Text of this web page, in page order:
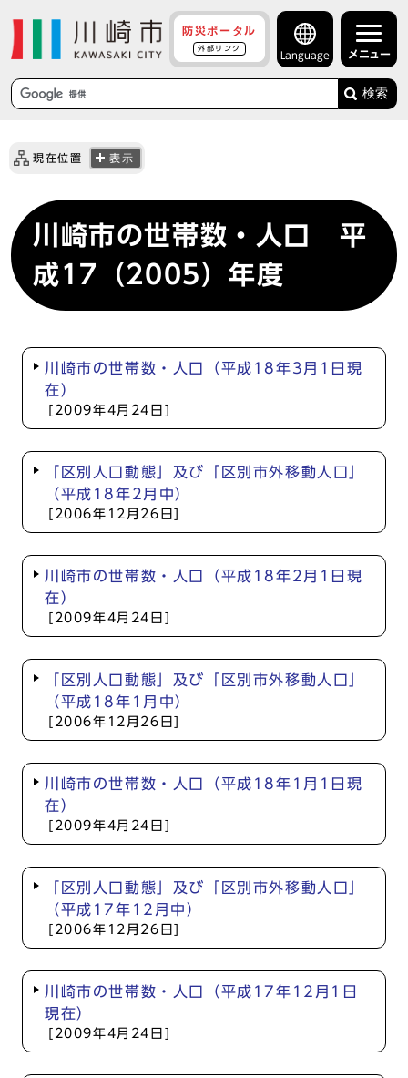
防災ポータル
外部リンク
Language メニュー
検索
現在位置 表示
川崎市の世帯数・人口 平
成17（2005）年度
川崎市の世帯数・人口（平成18年3月1日現
在）
[2009年4月24日]
「区別人口動態」及び「区別市外移動人口」
（平成18年2月中）
[2006年12月26日]
川崎市の世帯数・人口（平成18年2月1日現
在）
[2009年4月24日]
「区別人口動態」及び「区別市外移動人口」
（平成18年1月中）
[2006年12月26日]
川崎市の世帯数・人口（平成18年1月1日現
在）
[2009年4月24日]
「区別人口動態」及び「区別市外移動人口」
（平成17年12月中）
[2006年12月26日]
川崎市の世帯数・人口（平成17年12月1日
現在）
[2009年4月24日]